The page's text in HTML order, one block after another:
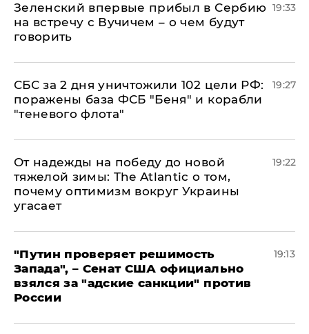
Зеленский впервые прибыл в Сербию
на встречу с Вучичем – о чем будут
говорить
19:33
СБС за 2 дня уничтожили 102 цели РФ:
поражены база ФСБ "Беня" и корабли
"теневого флота"
19:27
От надежды на победу до новой
тяжелой зимы: The Atlantic о том,
почему оптимизм вокруг Украины
угасает
19:22
"Путин проверяет решимость
Запада", – Сенат США официально
взялся за "адские санкции" против
России
19:13